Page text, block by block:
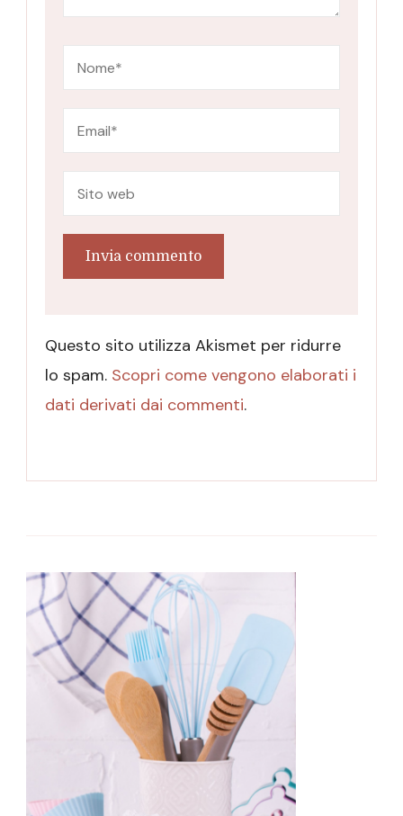
Questo sito utilizza Akismet per ridurre
lo spam. Scopri come vengono elaborati i
dati derivati dai commenti.